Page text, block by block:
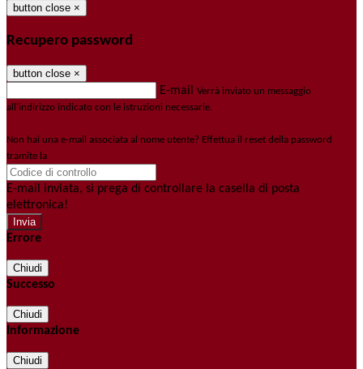
button close ×
Recupero password
button close ×
E-mail Verrà inviato un messaggio
all'indirizzo indicato con le istruzioni necessarie.
Non hai una e-mail associata al nome utente? Effettua il reset della password
tramite la
E-mail inviata, si prega di controllare la casella di posta
elettronica!
Errore
Chiudi
Successo
Chiudi
Informazione
Chiudi